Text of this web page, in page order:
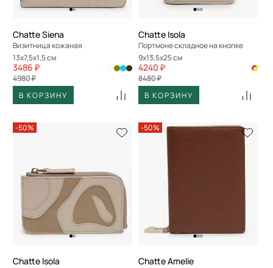
Chatte Siena
Визитница кожаная
13x7,5x1,5 см
3486 ₽
4980 ₽
В КОРЗИНУ
Chatte Isola
Портмоне складное на кнопке
9x13,5x25 см
4240 ₽
8480 ₽
В КОРЗИНУ
-50%
Chatte Isola
-50%
Chatte Amelie